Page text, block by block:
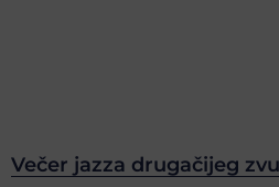
Večer jazza drugačijeg